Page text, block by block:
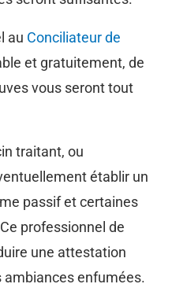
au Conciliateur de
et gratuitement, de
vous seront tout
traitant, ou
établir un
passif et certaines
professionnel de
une attestation
ambiances enfumées.